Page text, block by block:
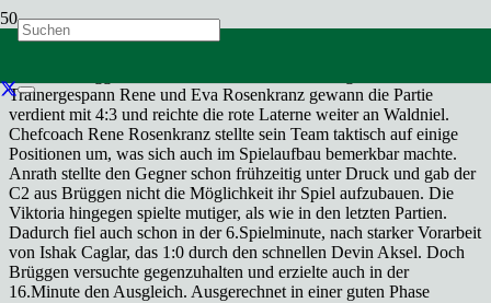
Endlich der erste Sieg für die C2 von Viktoria Anrath in der
Trainergespann Rene und Eva Rosenkranz gewann die Partie
verdient mit 4:3 und reichte die rote Laterne weiter an Waldniel.
Chefcoach Rene Rosenkranz stellte sein Team taktisch auf einige
Positionen um, was sich auch im Spielaufbau bemerkbar machte.
Anrath stellte den Gegner schon frühzeitig unter Druck und gab der
C2 aus Brüggen nicht die Möglichkeit ihr Spiel aufzubauen. Die
Viktoria hingegen spielte mutiger, als wie in den letzten Partien.
Dadurch fiel auch schon in der 6.Spielminute, nach starker Vorarbeit
von Ishak Caglar, das 1:0 durch den schnellen Devin Aksel. Doch
Brüggen versuchte gegenzuhalten und erzielte auch in der
16.Minute den Ausgleich. Ausgerechnet in einer guten Phase